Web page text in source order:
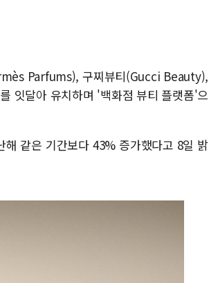
Parfums), 구찌뷰티(Gucci Beauty),
잇달아 유치하며 '백화점 뷰티 플랫폼'으
같은 기간보다 43% 증가했다고 8일 밝